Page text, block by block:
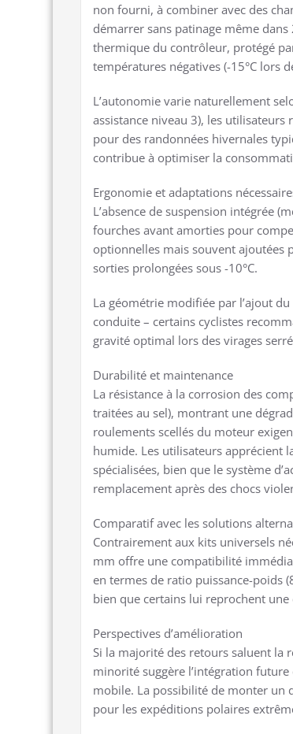
non fourni, à combiner avec des
démarrer sans patinage même
thermique du contrôleur, protégé
températures négatives (-15°C lors
L’autonomie varie naturellement
assistance niveau 3), les
pour des randonnées hivernales
contribue à optimiser la
Ergonomie et adaptations
L’absence de suspension intégrée
fourches avant amorties pour
optionnelles mais souvent ajoutées
sorties prolongées sous -10°C.
La géométrie modifiée par l’ajout
conduite – certains cyclistes
gravité optimal lors des virages
Durabilité et maintenance
La résistance à la corrosion des
traitées au sel), montrant une
roulements scellés du moteur
humide. Les utilisateurs apprécient
spécialisées, bien que le système
remplacement après des chocs
Comparatif avec les solutions
Contrairement aux kits universels
mm offre une compatibilité
en termes de ratio puissance-poids
bien que certains lui reprochent
Perspectives d’amélioration
Si la majorité des retours saluent la
minorité suggère l’intégration
mobile. La possibilité de monter un
pour les expéditions polaires